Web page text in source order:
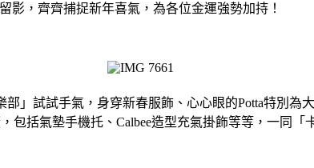
留影，齊齊捕捉新年喜氣，為各位金運強勢加持！
」試試手氣，身穿新春服飾、心心眼的Potta特別為
包括氣墊手機托、Calbee造型充氣掛飾等等，一同「